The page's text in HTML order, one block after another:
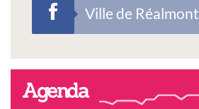
Ville de Réalmont
Agenda